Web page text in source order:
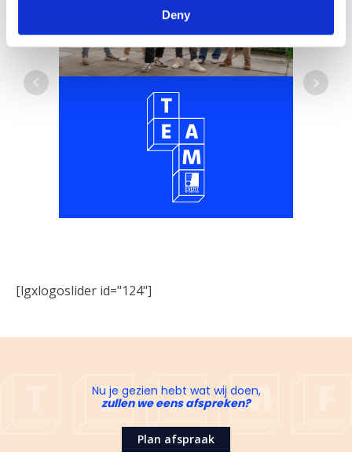
Deny
[lgxlogoslider id="124"]
Nu je gezien hebt wat wij doen,
zullen we eens afspreken?
Plan afspraak